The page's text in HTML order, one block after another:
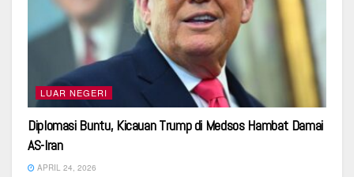
LUAR NEGERI
Diplomasi Buntu, Kicauan Trump di Medsos Hambat Damai
AS-Iran
APRIL 24, 2026